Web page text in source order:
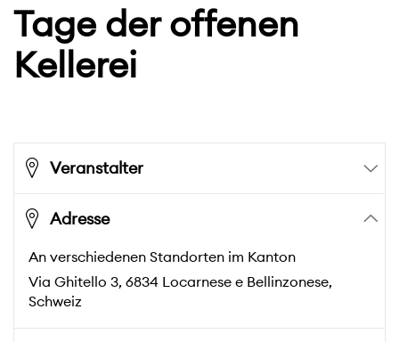
Tage der offenen
Kellerei
Veranstalter
Adresse
An verschiedenen Standorten im Kanton
Via Ghitello 3, 6834 Locarnese e Bellinzonese,
Schweiz